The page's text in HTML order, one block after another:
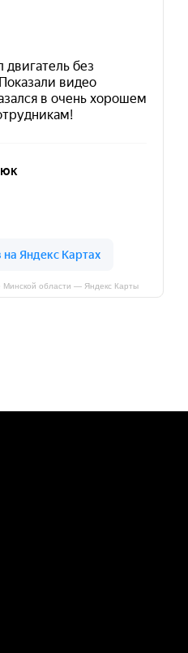
Минской области — Яндекс Карты